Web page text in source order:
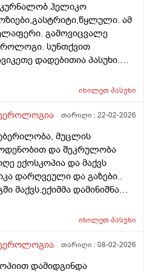
ჰელიკო
ამ
გამოვიცვალე
სუნთქვით
დადებითია პასუხი.
,შემდგომ რომც
სხვადასხვა
პასუხი მივიღო.
მითხრა რომ
დაჭერაზე,ბევრჯერ
რომ დაიჭირო... ბოლო
კვლევა უფროა
იხილეთპასუხი
თარიღი :22-02-2026
მუცლის
და შეკრულობა
ექოსკოპია და მაქვს
დარღვეული და გაზები..
მაქვს.ექიმმა დამინიშნა
გკითხო მუცელზე ჭიპის
იხილეთპასუხი
თარიღი :08-02-2026
დამიდგინდა